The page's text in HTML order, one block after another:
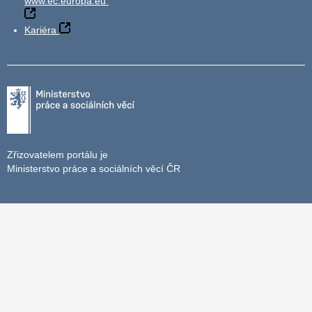
Kariéra
Zřizovatelem portálu je
Ministerstvo práce a sociálních věcí ČR